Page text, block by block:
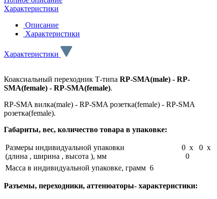
Характеристики
Описание
Характеристики
Характеристики
Коаксиальный переходник Т-типа RP-SMA(male) - RP-
SMA(female) - RP-SMA(female).
RP-SMA вилка(male) - RP-SMA розетка(female) - RP-SMA
розетка(female).
Габариты, вес, количество товара в упаковке:
Размеры индивидуальной упаковки
(длина , ширина , высота ), мм
0 x 0 x
0
Масса в индивидуальной упаковке, грамм 6
Разъемы, переходники, аттенюаторы- характеристики: